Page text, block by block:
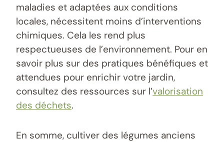
maladies et adaptées aux conditions
locales, nécessitent moins d’interventions
chimiques. Cela les rend plus
respectueuses de l’environnement. Pour en
savoir plus sur des pratiques bénéfiques et
attendues pour enrichir votre jardin,
consultez des ressources sur l’valorisation
des déchets.
En somme, cultiver des légumes anciens